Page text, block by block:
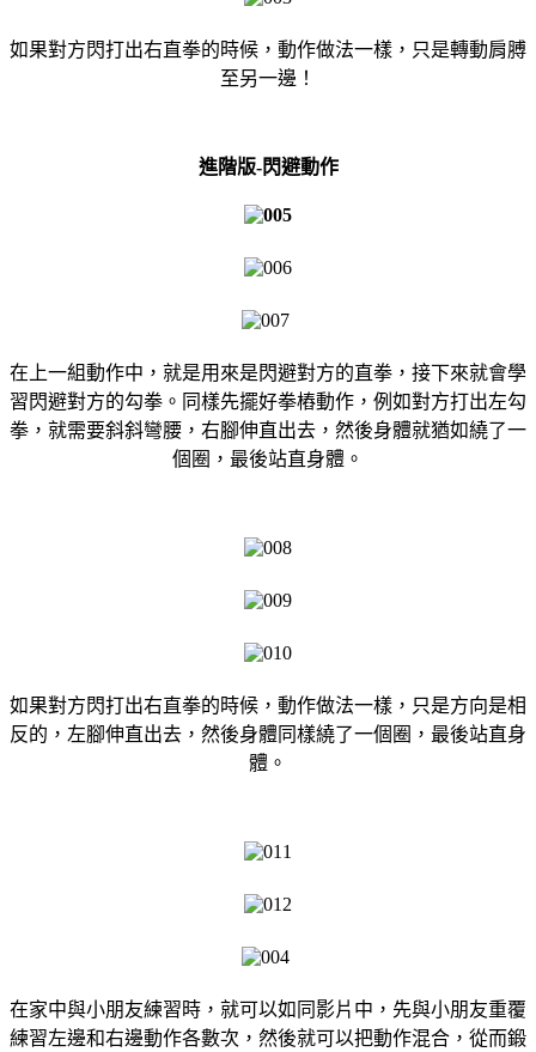
如果對方閃打出右直拳的時候，動作做法一樣，只是轉動肩膊
至另一邊！
進階版-閃避動作
在上一組動作中，就是用來是閃避對方的直拳，接下來就會學
習閃避對方的勾拳。同樣先擺好拳樁動作，例如對方打出左勾
拳，就需要斜斜彎腰，右腳伸直出去，然後身體就猶如繞了一
個圈，最後站直身體。
如果對方閃打出右直拳的時候，動作做法一樣，只是方向是相
反的，左腳伸直出去，然後身體同樣繞了一個圈，最後站直身
體。
在家中與小朋友練習時，就可以如同影片中，先與小朋友重覆
練習左邊和右邊動作各數次，然後就可以把動作混合，從而鍛